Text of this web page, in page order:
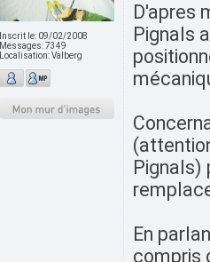
Inscrit le: 09/02/2008
Messages:7349
Localisation:Valberg
D'apres
Pignals
Pignals)
En
compris